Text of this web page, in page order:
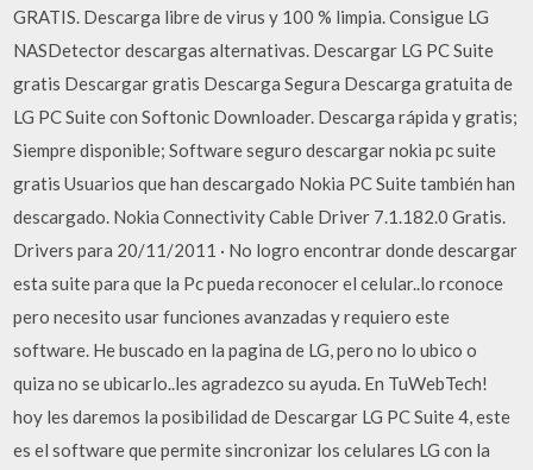
GRATIS. Descarga libre de virus y 100 % limpia. Consigue LG
NASDetector descargas alternativas. Descargar LG PC Suite
gratis Descargar gratis Descarga Segura Descarga gratuita de
LG PC Suite con Softonic Downloader. Descarga rápida y gratis;
Siempre disponible; Software seguro descargar nokia pc suite
gratis Usuarios que han descargado Nokia PC Suite también han
descargado. Nokia Connectivity Cable Driver 7.1.182.0 Gratis.
Drivers para 20/11/2011 · No logro encontrar donde descargar
esta suite para que la Pc pueda reconocer el celular..lo rconoce
pero necesito usar funciones avanzadas y requiero este
software. He buscado en la pagina de LG, pero no lo ubico o
quiza no se ubicarlo..les agradezco su ayuda. En TuWebTech!
hoy les daremos la posibilidad de Descargar LG PC Suite 4, este
es el software que permite sincronizar los celulares LG con la